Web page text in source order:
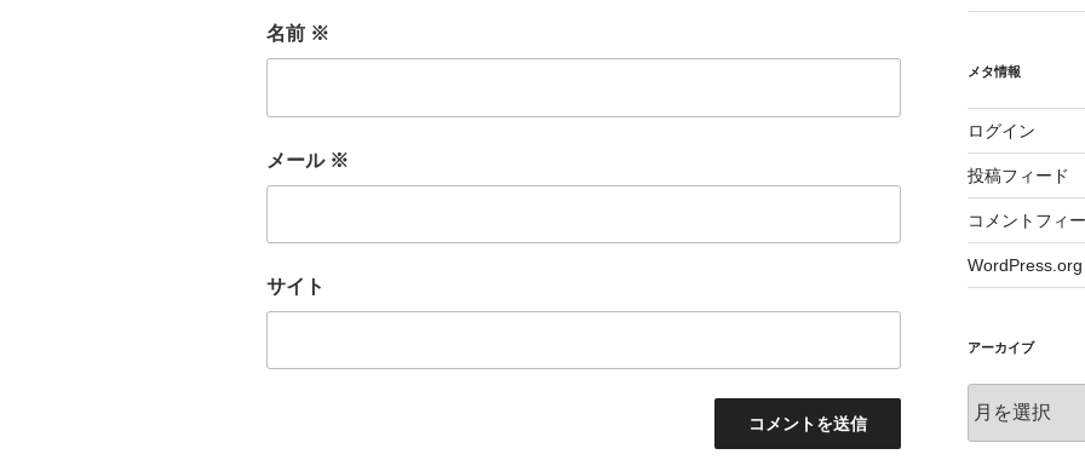
名前 ※
メール ※
サイト
メタ情報
ログイン
投稿フィード
コメントフィ
WordPress.org
アーカイブ
ー